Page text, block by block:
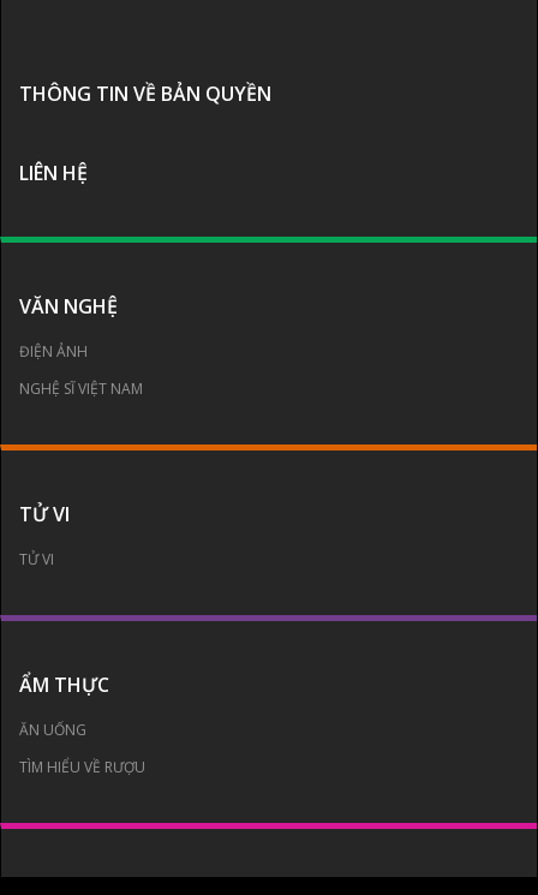
THÔNG TIN VỀ BẢN QUYỀN
LIÊN HỆ
VĂN NGHỆ
ĐIỆN ẢNH
NGHỆ SĨ VIỆT NAM
TỬ VI
TỬ VI
ẨM THỰC
ĂN UỐNG
TÌM HIỂU VỀ RƯỢU